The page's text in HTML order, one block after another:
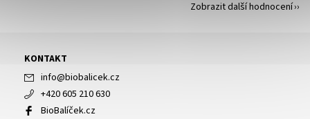
Zobrazit další hodnocení
KONTAKT
info@biobalicek.cz
+420 605 210 630
BioBalíček.cz